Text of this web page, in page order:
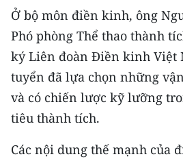
Đông Nam Bộ
Đồng bằng sông Cửu Long
Chuyên trang Hà Nội
Chuyên trang TP. Hồ Chí Minh
Ở bộ môn điền kinh, ông
Phó phòng Thể thao thành
ký Liên đoàn Điền kinh Việt
tuyển đã lựa chọn những
và có chiến lược kỹ lưỡng
tiêu thành tích.
Các nội dung thế mạnh của